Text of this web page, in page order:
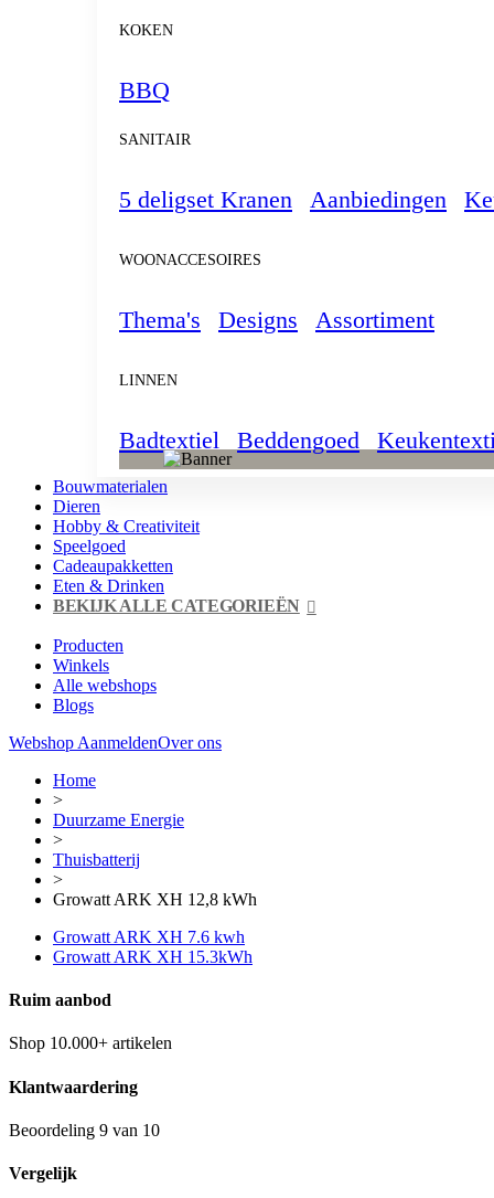
KOKEN
BBQ
SANITAIR
5 deligset Kranen Aanbiedingen
WOONACCESOIRES
Thema's Designs Assortiment
LINNEN
Badtextiel Beddengoed
Bouwmaterialen
Dieren
Hobby & Creativiteit
Speelgoed
Cadeaupakketten
Eten & Drinken
BEKIJK ALLE CATEGORIEËN
Producten
Winkels
Alle webshops
Blogs
Webshop AanmeldenOver ons
Home
>
Duurzame Energie
>
Thuisbatterij
>
Growatt ARK XH 12,8 kWh
Growatt ARK XH 7.6 kwh
Growatt ARK XH 15.3kWh
Ruim aanbod
Shop 10.000+ artikelen
Klantwaardering
Beoordeling 9 van 10
Vergelijk